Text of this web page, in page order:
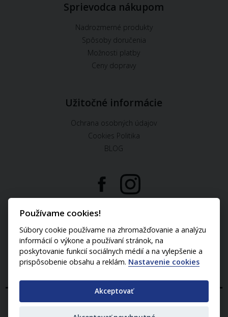
Sprievodca nákupom
Nadrozmerné produkty
Spôsoby doručenia
Možnosti platby
Ceny dopravy
Užitočné informácie
Ochrana osobných údajov
Cookies Politika
BLOG
U nás môžete platiť:
2024 (c) M-TECH group s.r.o. - všetky práva vyhradené.
Obsah www stránky je možné používať len s písomným
Používame cookies!
Súbory cookie používame na zhromažďovanie a analýzu
informácií o výkone a používaní stránok, na
poskytovanie funkcií sociálnych médií a na vylepšenie a
prispôsobenie obsahu a reklám. Nastavenie cookies
Akceptovať